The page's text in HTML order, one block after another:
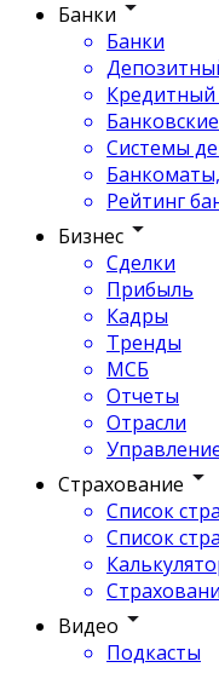
Банки
Банки
Кредитный
Системы
Рейтинг
Бизнес
Сделки
Прибыль
Кадры
Тренды
МСБ
Отчеты
Отрасли
Страхование
Список
Список
Видео
Подкасты